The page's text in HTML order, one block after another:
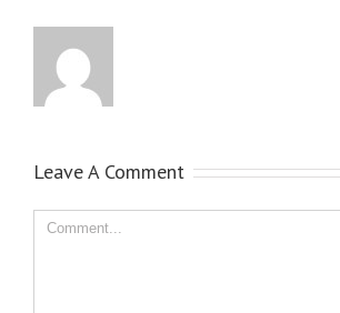
Leave A Comment